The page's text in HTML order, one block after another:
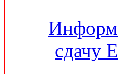
сдачу